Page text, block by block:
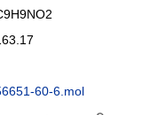
60-6.mol